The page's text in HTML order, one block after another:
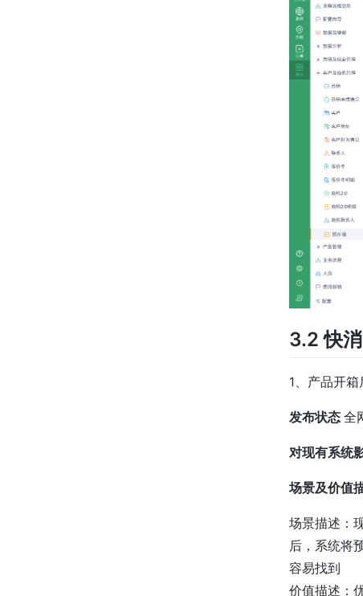
3.2 快
1、产品开
发布状态 全
对现有系统
场景及价值
场景描述：
后，系统将
容易找到
价值描述：